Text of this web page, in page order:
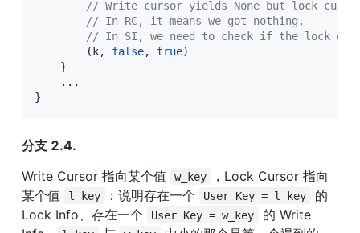
// Write cursor yields None but lock
// In RC, it means we got nothing.
// In SI, we need to check if the lock
(k, false, true)
}
...
}
分支 2.4.
Write Cursor 指向某个值
w_key
，Lock Cursor 指向
某个值
l_key ：说明存在一个 User Key = l_key
的
Lock Info、存在一个
User Key = w_key
的 Write